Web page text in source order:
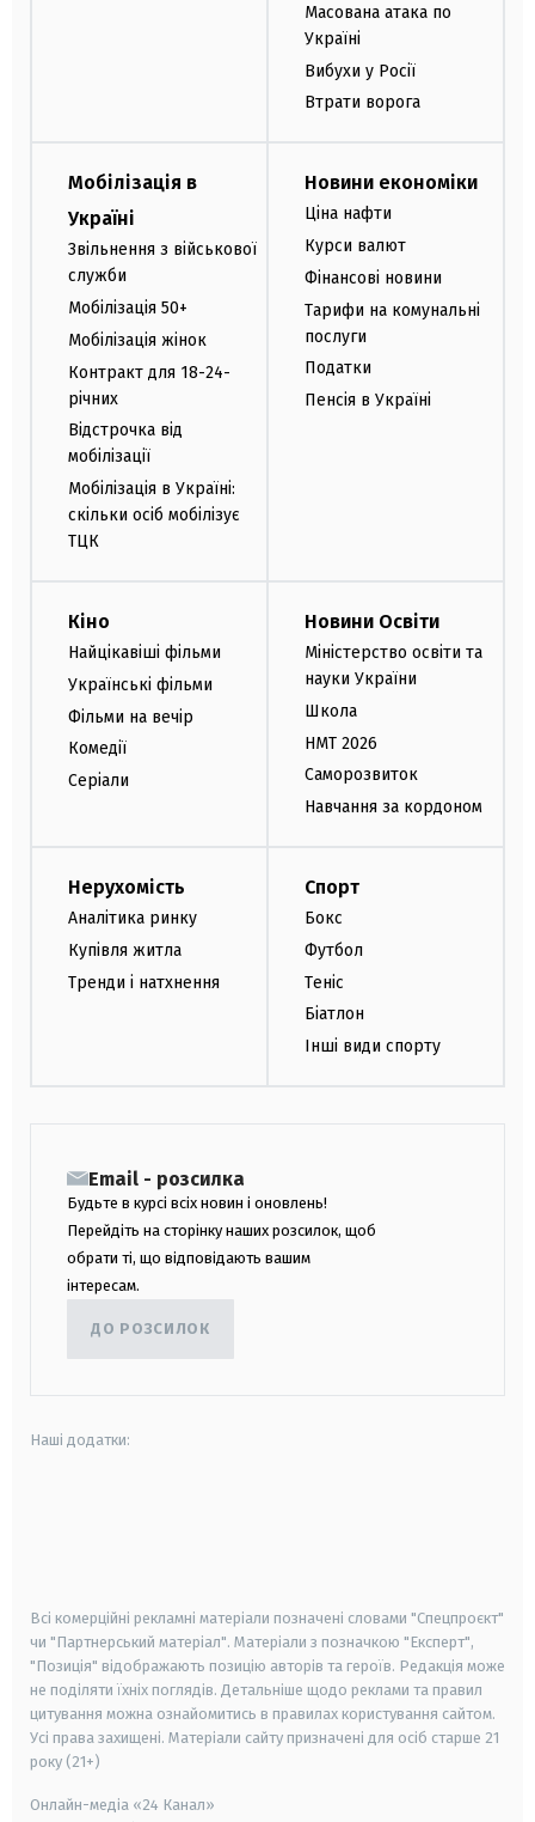
Масована атака по
Україні
Вибухи у Росії
Втрати ворога
Мобілізація в
Україні
Звільнення з військової
служби
Мобілізація 50+
Мобілізація жінок
Контракт для 18-24-
річних
Відстрочка від
мобілізації
Мобілізація в Україні:
скільки осіб мобілізує
ТЦК
Новини економіки
Ціна нафти
Курси валют
Фінансові новини
Тарифи на комунальні
послуги
Податки
Пенсія в Україні
Кіно
Найцікавіші фільми
Українські фільми
Фільми на вечір
Комедії
Серіали
Новини Освіти
Міністерство освіти та
науки України
Школа
НМТ 2026
Саморозвиток
Навчання за кордоном
Нерухомість
Аналітика ринку
Купівля житла
Тренди і натхнення
Спорт
Бокс
Футбол
Теніс
Біатлон
Інші види спорту
Email - розсилка
Будьте в курсі всіх новин і оновлень!
Перейдіть на сторінку наших розсилок, щоб
обрати ті, що відповідають вашим
інтересам.
ДО РОЗСИЛОК
Наші додатки:
Всі комерційні рекламні матеріали позначені словами "Спецпроєкт"
чи "Партнерський матеріал". Матеріали з позначкою "Експерт",
"Позиція" відображають позицію авторів та героїв. Редакція може
не поділяти їхніх поглядів. Детальніше щодо реклами та правил
цитування можна ознайомитись в правилах користування сайтом.
Усі права захищені. Матеріали сайту призначені для осіб старше 21
року (21+)
Онлайн-медіа «24 Канал»